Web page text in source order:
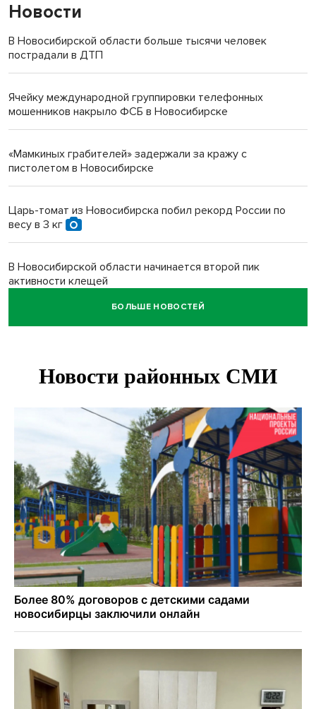
Новости
В Новосибирской области больше тысячи человек
пострадали в ДТП
Ячейку международной группировки телефонных
мошенников накрыло ФСБ в Новосибирске
«Мамкиных грабителей» задержали за кражу с
пистолетом в Новосибирске
Царь-томат из Новосибирска побил рекорд России по
весу в 3 кг
В Новосибирской области начинается второй пик
активности клещей
Новосибирских дачников призвали накормить животных в
Движение на три месяца ограничат на трассе
Новосибирских школьников обязали кормить
морепродуктами с 1 сентября
Июль-2026 вошел в топ-6 самых жарких за все время
метеонаблюдений в Новосибирске
БОЛЬШЕ НОВОСТЕЙ